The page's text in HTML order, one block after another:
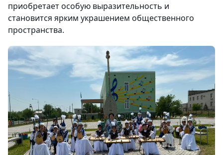
приобретает особую выразительность и
становится ярким украшением общественного
пространства.